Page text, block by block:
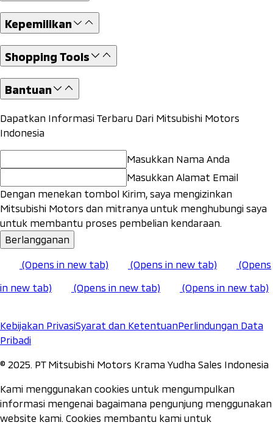
Kepemilikan
Shopping Tools
Bantuan
Dapatkan Informasi Terbaru Dari Mitsubishi Motors
Indonesia
Masukkan Nama Anda
Masukkan Alamat Email
Dengan menekan tombol Kirim, saya mengizinkan
Mitsubishi Motors dan mitranya untuk menghubungi saya
untuk membantu proses pembelian kendaraan.
Berlangganan
(Opens in new tab) (Opens in new tab)
(Opens
in new tab)
(Opens in new tab) (Opens in new tab)
Kebijakan PrivasiSyarat dan KetentuanPerlindungan Data
Pribadi
©️ 2025. PT Mitsubishi Motors Krama Yudha Sales Indonesia
Kami menggunakan cookies untuk mengumpulkan
informasi mengenai bagaimana pengunjung menggunakan
website kami. Cookies membantu kami untuk